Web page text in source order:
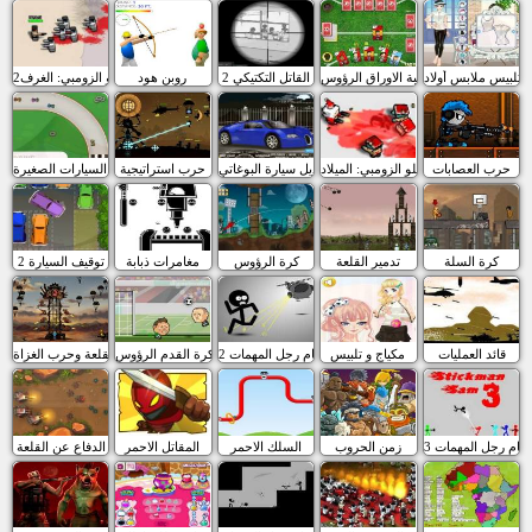
مقاتلو الزومبي: الغرف2 روبن هود القاتل التكتيكي 2 لعبة الاوراق الرؤوستلبيس ملابس أولاد
سباق السيارات الصغيرةحرب استراتيجية تعديل سيارة البوغاتيمقاتلو الزومبي: الميلادحرب العصابات
توقيف السيارة 2 مغامرات ذبابة كرة الرؤوس تدمير القلعة كرة السلة
القلعة وحرب الغزاة كرة القدم الرؤوس سام رجل المهمات 2 مكياج و تلبيس قائد العمليات
الدفاع عن القلعة المقاتل الاحمر السلك الاحمر زمن الحروب سام رجل المهمات 3